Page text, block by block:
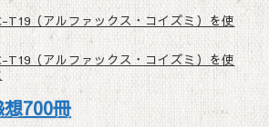
T19（アルファックス・コイズミ）を使
T19（アルファックス・コイズミ）を使
700冊